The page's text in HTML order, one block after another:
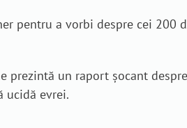
pentru a vorbi despre cei 200
prezintă un raport șocant
ucidă evrei.